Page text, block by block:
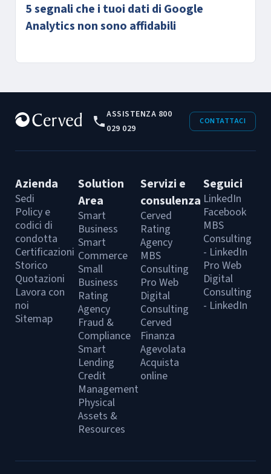
5 segnali che i tuoi dati di Google
Analytics non sono affidabili
ASSISTENZA 800
029 029
CONTATTACI
Azienda
Sedi
Policy e
codici di
condotta
Certificazioni
Storico
Quotazioni
Lavora con
noi
Sitemap
Solution
Area
Smart
Business
Smart
Commerce
Small
Business
Rating
Agency
Fraud &
Compliance
Smart
Lending
Credit
Management
Physical
Assets &
Resources
Servizi e
consulenza
Cerved
Rating
Agency
MBS
Consulting
Pro Web
Digital
Consulting
Cerved
Finanza
Agevolata
Acquista
online
Seguici
LinkedIn
Facebook
MBS
Consulting
- LinkedIn
Pro Web
Digital
Consulting
- LinkedIn